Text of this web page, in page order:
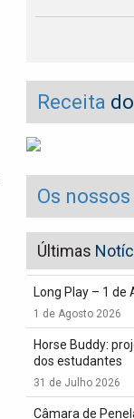
Receita
Os nossos
Últimas
Long Play – 1 de
1 de Agosto 2026
Horse Buddy:
dos estudantes
31 de Julho 2026
Câmara de